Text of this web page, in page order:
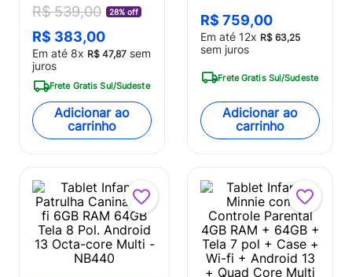
Parental 32GB +
Tela 7 pol + Case +
Wi-fi + Android 11
Quad Core - Azul -
Multi - NB378OUT
[Reembalado]
R$ 539,00 28% off
R$ 383,00
Em até 8x R$ 47,87 sem
juros
Frete Gratis Sul/Sudeste
Adicionar ao
carrinho
13 Quad Core Multi
- NB413
R$ 759,00
Em até 12x R$ 63,25
sem juros
Frete Gratis Sul/Sudeste
Adicionar ao
carrinho